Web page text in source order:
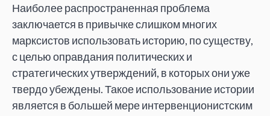
Наиболее распространенная проблема
заключается в привычке слишком многих
марксистов использовать историю, по существу,
с целью оправдания политических и
стратегических утверждений, в которых они уже
твердо убеждены. Такое использование истории
является в большей мере интервенционистским